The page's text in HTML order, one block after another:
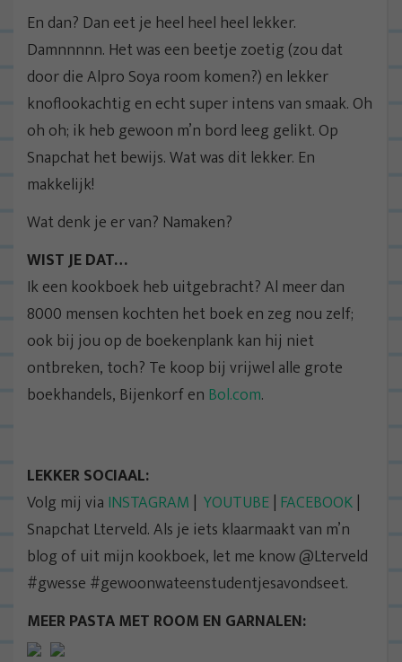
En dan? Dan eet je heel heel heel lekker.
Damnnnnn. Het was een beetje zoetig (zou dat
door die Alpro Soya room komen?) en lekker
knoflookachtig en echt super intens van smaak. Oh
oh oh; ik heb gewoon m’n bord leeg gelikt. Op
Snapchat het bewijs. Wat was dit lekker. En
makkelijk!
Wat denk je er van? Namaken?
WIST JE DAT…
Ik een kookboek heb uitgebracht? Al meer dan
8000 mensen kochten het boek en zeg nou zelf;
ook bij jou op de boekenplank kan hij niet
ontbreken, toch? Te koop bij vrijwel alle grote
boekhandels, Bijenkorf en Bol.com.
LEKKER SOCIAAL:
Volg mij via INSTAGRAM | YOUTUBE | FACEBOOK |
Snapchat Lterveld. Als je iets klaarmaakt van m’n
blog of uit mijn kookboek, let me know @Lterveld
#gwesse #gewoonwateenstudentjesavondseet.
MEER PASTA MET ROOM EN GARNALEN: